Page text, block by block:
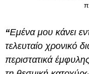
“Εμένα μου κάνει
τελευταίο χρονικό
περιστατικά